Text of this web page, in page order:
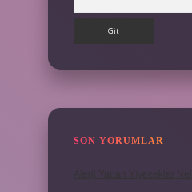
SON YORUMLAR